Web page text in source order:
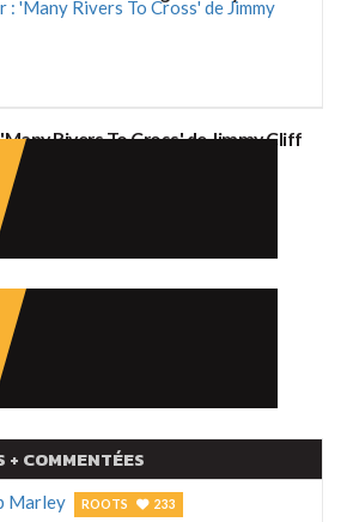
Rivers To Cross' de Jimmy Cliff
+ COMMENTÉES
ROOTS 233